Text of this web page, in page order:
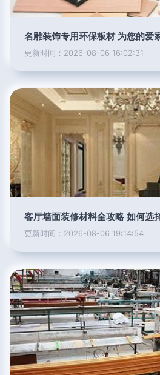
名雕装饰专用环保板材 为您的爱
更新时间：2026-08-06 16:02:31
客厅墙面装修材料全攻略 如何选
更新时间：2026-08-06 19:14:54